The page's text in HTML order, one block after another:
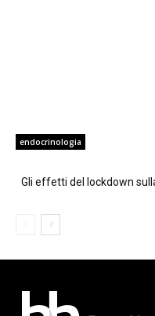
endocrinologia
Gli effetti del lockdown